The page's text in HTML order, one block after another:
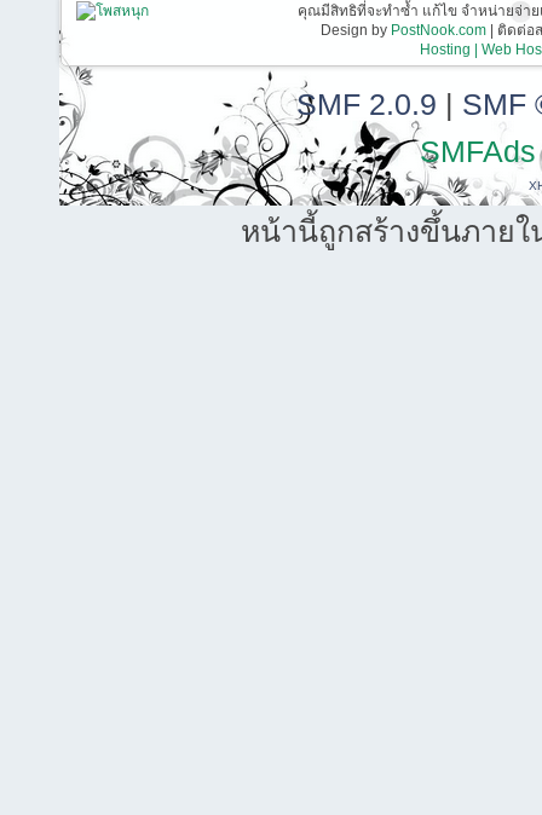
คุณมีสิทธิที่จะทำซ้ำ แก้ไข จำหน่ายจ่า
Design by PostNook.com| ติดต่อส
Hosting | Web
SMF 2.0.9 | SMF
SMFAds
หน้านี้ถูกสร้างขึ้นภายใ